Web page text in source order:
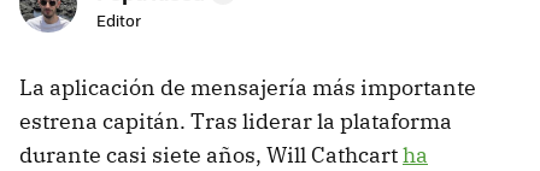
Editor
La aplicación de mensajería más importante
estrena capitán. Tras liderar la plataforma
durante casi siete años, Will Cathcartha